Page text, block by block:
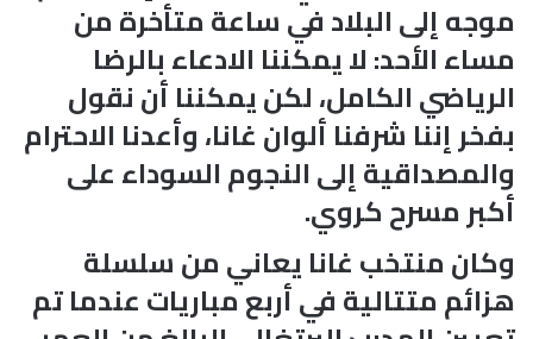
موجه إلى البلاد في ساعة متأخرة من
مساء الأحد: لا يمكننا الادعاء بالرضا
الرياضي الكامل، لكن يمكننا أن نقول
بفخر إننا شرفنا ألوان غانا، وأعدنا الاحترام
والمصداقية إلى النجوم السوداء على
أكبر مسرح كروي.
وكان منتخب غانا يعاني من سلسلة
هزائم متتالية في أربع مباريات عندما تم